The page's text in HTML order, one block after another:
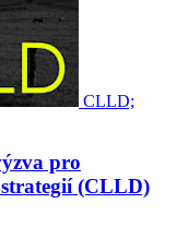
CLLD;
pro
(CLLD)